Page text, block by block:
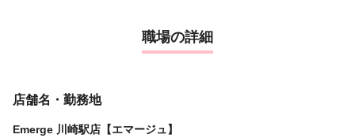
職場の詳細
店舗名・勤務地
Emerge 川崎駅店【エマージュ】